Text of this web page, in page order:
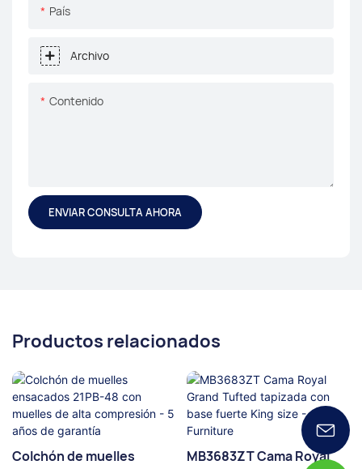
País
Archivo
Contenido
ENVIAR CONSULTA AHORA
Productos relacionados
Colchón de muelles
MB3683ZT Cama Royal